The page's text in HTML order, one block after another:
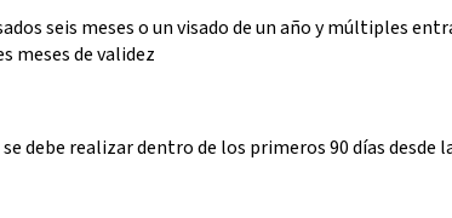
seis meses o un visado de un año y múltiples
meses de validez
debe realizar dentro de los primeros 90 días desde